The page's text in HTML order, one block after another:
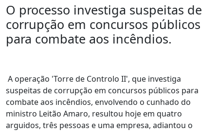
O processo investiga suspeitas de
corrupção em concursos públicos
para combate aos incêndios.
A operação 'Torre de Controlo II', que investiga
suspeitas de corrupção em concursos públicos para
combate aos incêndios, envolvendo o cunhado do
ministro Leitão Amaro, resultou hoje em quatro
arguidos, três pessoas e uma empresa, adiantou o